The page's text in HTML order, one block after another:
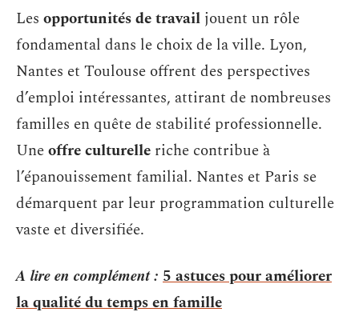
Les opportunités de travail jouent un rôle
fondamental dans le choix de la ville. Lyon,
Nantes et Toulouse offrent des perspectives
d’emploi intéressantes, attirant de nombreuses
familles en quête de stabilité professionnelle.
Uneoffre culturelle riche contribue à
l’épanouissement familial. Nantes et Paris se
démarquent par leur programmation culturelle
vaste et diversifiée.
A lire en complément : 5 astuces pour améliorer
la qualité du temps en famille